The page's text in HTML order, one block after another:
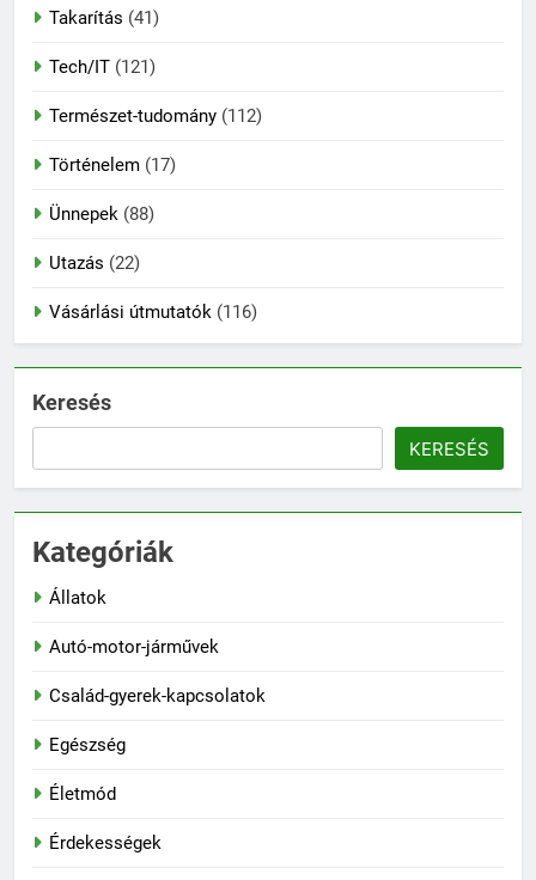
Takarítás (41)
Tech/IT (121)
Természet-tudomány (112)
Történelem (17)
Ünnepek (88)
Utazás (22)
Vásárlási útmutatók (116)
Keresés
KERESÉS
Kategóriák
Állatok
Autó-motor-járművek
Család-gyerek-kapcsolatok
Egészség
Életmód
Érdekességek